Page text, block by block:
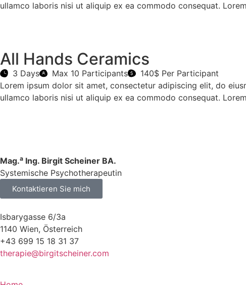
ullamco laboris nisi ut aliquip ex ea commodo consequat.
All Hands Ceramics
3 Days Max 10 Participants
140$ Per Participant
Lorem ipsum dolor sit amet, consectetur adipiscing elit, do
ullamco laboris nisi ut aliquip ex ea commodo consequat.
Mag.a Ing. Birgit Scheiner BA.
Systemische Psychotherapeutin
Kontaktieren Sie mich
Isbarygasse 6/3a
1140 Wien, Österreich
+43 699 15 18 31 37
therapie@birgitscheiner.com